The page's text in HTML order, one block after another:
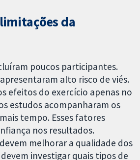
da
poucos participantes.
alto risco de viés.
efeitos do exercício apenas no
estudos acompanharam os
tempo. Esses fatores
nos resultados.
melhorar a qualidade dos
investigar quais tipos de